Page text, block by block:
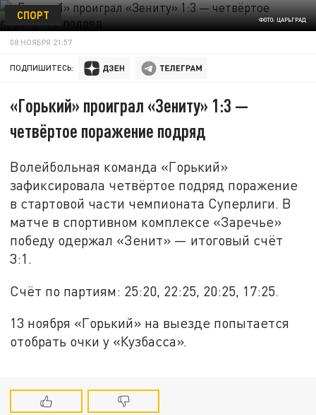
ФОТО: ЦАРЬГРАД
СПОРТ
08 НОЯБРЯ 21:57
ПОДПИШИТЕСЬ:
«Горький» проиграл «Зениту» 1:3 —
четвёртое поражение подряд
Волейбольная команда «Горький»
зафиксировала четвёртое подряд поражение
в стартовой части чемпионата Суперлиги. В
матче в спортивном комплексе «Заречье»
победу одержал «Зенит» — итоговый счёт
3:1.
Счёт по партиям: 25:20, 22:25, 20:25, 17:25.
13 ноября «Горький» на выезде попытается
отобрать очки у «Кузбасса».